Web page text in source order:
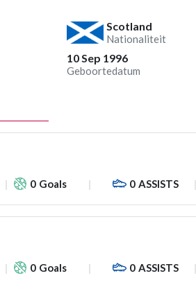
Scotland
Nationaliteit
10 Sep 1996
Geboortedatum
0 Goals 0 ASSISTS
0 Goals 0 ASSISTS